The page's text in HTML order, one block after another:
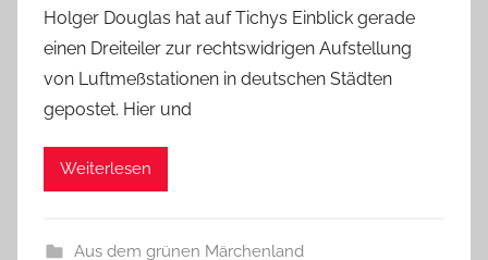
Holger Douglas hat auf Tichys Einblick gerade
einen Dreiteiler zur rechtswidrigen Aufstellung
von Luftmeßstationen in deutschen Städten
gepostet. Hier und
Weiterlesen
Aus dem grünen Märchenland